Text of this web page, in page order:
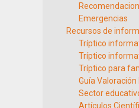
Emergencias
Recursos de
Tríptico
Tríptico
Tríptico para
Guía
Sector
Artículos